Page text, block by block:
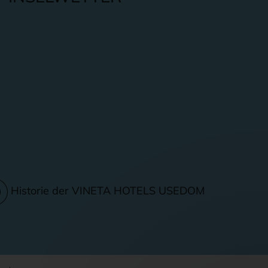
Historie der VINETA HOTELS USEDOM